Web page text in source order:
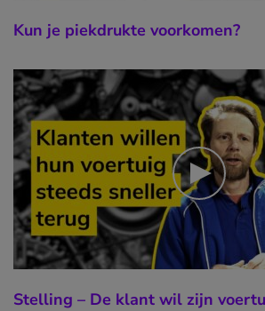
Kun je piekdrukte voorkomen?
Stelling – De klant wil zijn